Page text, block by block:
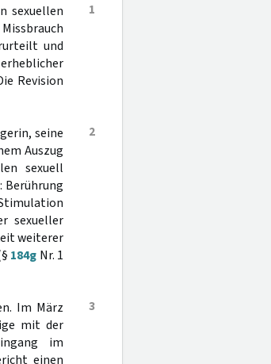
1
sexuellen
und
Revision
2
seine
Auszug
sexuell
Berührung
sexueller
weiterer
184g Nr. 1
3
Im März
mit der
im
einen